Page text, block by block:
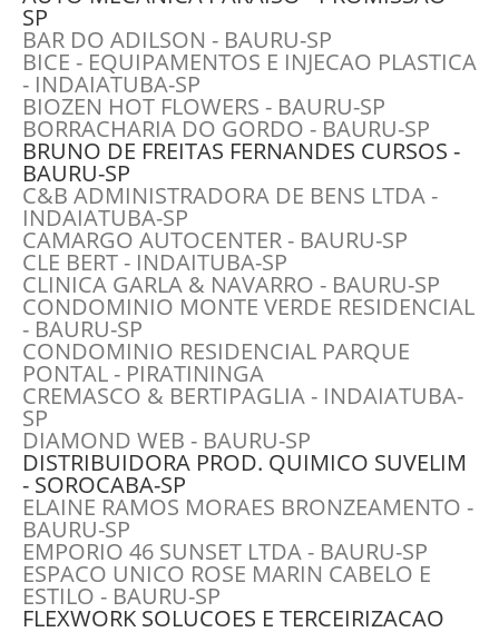
SP
BAR DO ADILSON - BAURU-SP
BICE - EQUIPAMENTOS E INJECAO PLASTICA
- INDAIATUBA-SP
BIOZEN HOT FLOWERS - BAURU-SP
BORRACHARIA DO GORDO - BAURU-SP
BRUNO DE FREITAS FERNANDES CURSOS -
BAURU-SP
C&B ADMINISTRADORA DE BENS LTDA -
INDAIATUBA-SP
CAMARGO AUTOCENTER - BAURU-SP
CLE BERT - INDAITUBA-SP
CLINICA GARLA & NAVARRO - BAURU-SP
CONDOMINIO MONTE VERDE RESIDENCIAL
- BAURU-SP
CONDOMINIO RESIDENCIAL PARQUE
PONTAL - PIRATININGA
CREMASCO & BERTIPAGLIA - INDAIATUBA-
SP
DIAMOND WEB - BAURU-SP
DISTRIBUIDORA PROD. QUIMICO SUVELIM
- SOROCABA-SP
ELAINE RAMOS MORAES BRONZEAMENTO -
BAURU-SP
EMPORIO 46 SUNSET LTDA - BAURU-SP
ESPACO UNICO ROSE MARIN CABELO E
ESTILO - BAURU-SP
FLEXWORK SOLUCOES E TERCEIRIZACAO